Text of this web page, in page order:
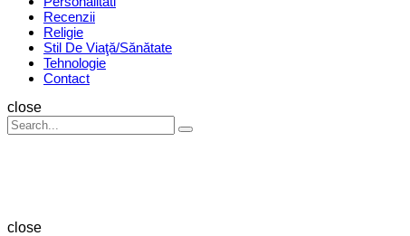
Recenzii
Religie
Stil De Viaţă/Sănătate
Tehnologie
Contact
Search
close
Search
for:
Search
close